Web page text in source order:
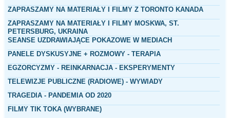
ZAPRASZAMY NA MATERIAŁY I FILMY Z TORONTO KANADA
ZAPRASZAMY NA MATERIAŁY I FILMY MOSKWA, ST.
PETERSBURG, UKRAINA
SEANSE UZDRAWIAJĄCE POKAZOWE W MEDIACH
PANELE DYSKUSYJNE + ROZMOWY - TERAPIA
EGZORCYZMY - REINKARNACJA - EKSPERYMENTY
TELEWIZJE PUBLICZNE (RADIOWE) - WYWIADY
TRAGEDIA - PANDEMIA OD 2020
FILMY TIK TOKA (WYBRANE)